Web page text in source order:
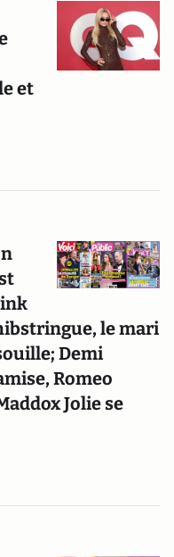
et
le mari
Demi
Romeo
Jolie se